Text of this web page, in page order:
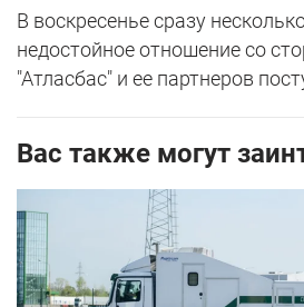
В воскресенье сразу
недостойное отношение со
"Атласбас" и ее партнеров
Вас также могут